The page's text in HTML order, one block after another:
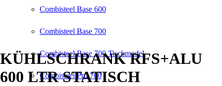
Combisteel Base 600
Combisteel Base 700
Combisteel Base 700 Tischmodel
Combisteel Pro 700
KÜHLSCHRANK RFS+ALU
600 LTR STATISCH